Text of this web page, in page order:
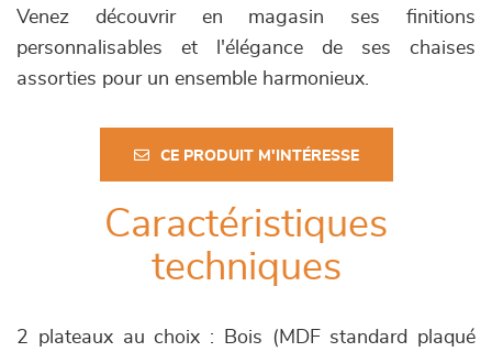
Venez découvrir en magasin ses finitions
personnalisables et l'élégance de ses chaises
assorties pour un ensemble harmonieux.
CE PRODUIT M'INTÉRESSE
Caractéristiques
techniques
2 plateaux au choix : Bois (MDF standard plaqué